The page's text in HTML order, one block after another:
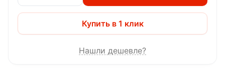
Купить в 1 клик
Нашли дешевле?